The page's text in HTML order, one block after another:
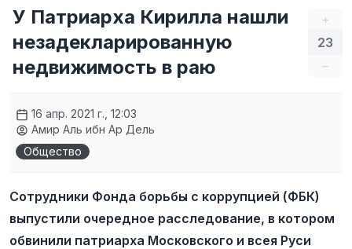
+
23
–
У Патриарха Кирилла нашли
незадекларированную
недвижимость в раю
16 апр. 2021 г., 12:03
Амир Аль ибн Ар Дель
Общество
Сотрудники Фонда борьбы с коррупцией (ФБК)
выпустили очередное расследование, в котором
обвинили патриарха Московского и всея Руси